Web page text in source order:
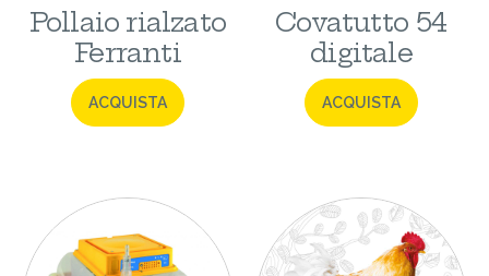
Pollaio rialzato
Ferranti
ACQUISTA
Covatutto 54
digitale
ACQUISTA